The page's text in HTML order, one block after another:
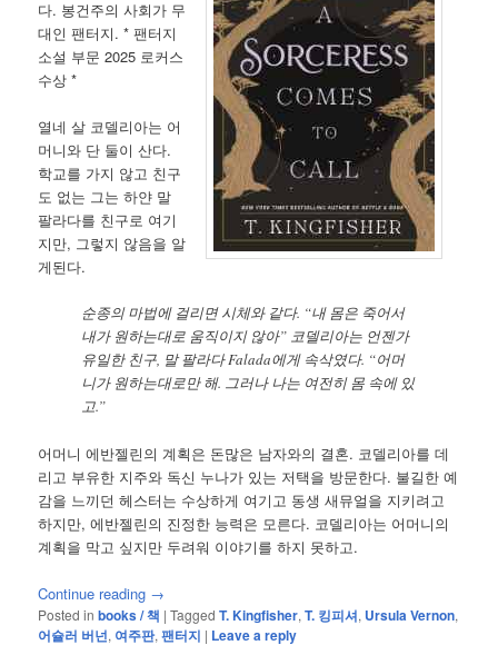
다. 봉건주의 사회가 무
대인 팬터지. * 팬터지
소설 부문 2025 로커스
수상 *
열네 살 코델리아는 어
머니와 단 둘이 산다.
학교를 가지 않고 친구
도 없는 그는 하얀 말
팔라다를 친구로 여기
지만, 그렇지 않음을 알
게된다.
순종의 마법에 걸리면 시체와 같다. “내 몸은 죽어서
내가 원하는대로 움직이지 않아” 코델리아는 언젠가
유일한 친구, 말 팔라다 Falada에게 속삭였다. “어머
니가 원하는대로만 해. 그러나 나는 여전히 몸 속에 있
고.”
어머니 에반젤린의 계획은 돈많은 남자와의 결혼. 코델리아를 데
리고 부유한 지주와 독신 누나가 있는 저택을 방문한다. 불길한 예
감을 느끼던 헤스터는 수상하게 여기고 동생 새뮤얼을 지키려고
하지만, 에반젤린의 진정한 능력은 모른다. 코델리아는 어머니의
계획을 막고 싶지만 두려워 이야기를 하지 못하고.
Continue reading →
Posted in books / 책 |Tagged T. Kingfisher,T. 킹피셔, Ursula Vernon,
어슐러 버넌, 여주판,팬터지 | Leave a reply